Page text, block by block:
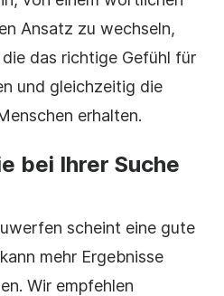
Ansatz zu wechseln,
das richtige Gefühl für
und gleichzeitig die
erhalten.
bei Ihrer Suche
scheint eine gute
mehr Ergebnisse
Wir empfehlen